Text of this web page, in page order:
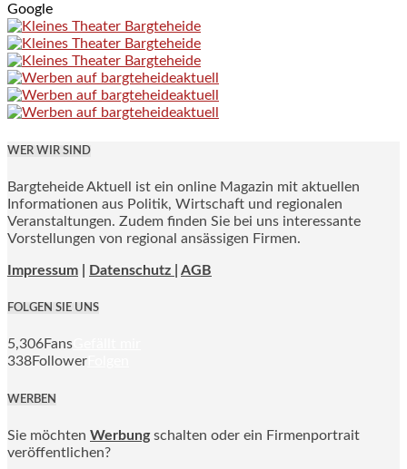
Google
WER WIR SIND
Bargteheide Aktuell ist ein online Magazin mit aktuellen
Informationen aus Politik, Wirtschaft und regionalen
Veranstaltungen. Zudem finden Sie bei uns interessante
Vorstellungen von regional ansässigen Firmen.
Impressum Datenschutz | AGB
FOLGEN SIE UNS
5,306Fans
338Follower
WERBEN
Sie möchten Werbung schalten oder ein Firmenportrait
veröffentlichen?